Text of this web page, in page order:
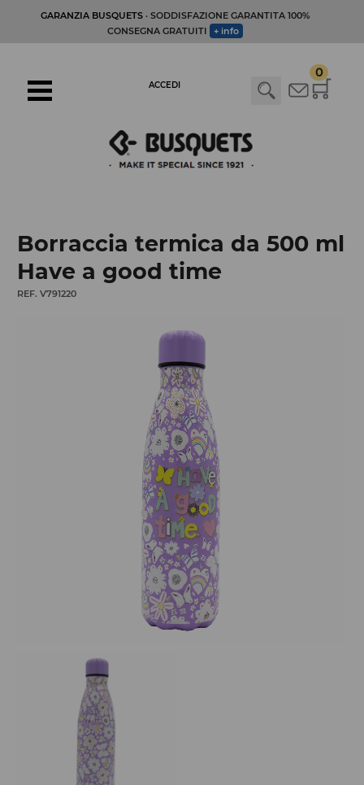
GARANZIA BUSQUETS· SODDISFAZIONE GARANTITA 100%
CONSEGNA GRATUITI
+ info
0
ACCEDI
Borraccia termica da 500 ml
Have a good time
REF. V791220